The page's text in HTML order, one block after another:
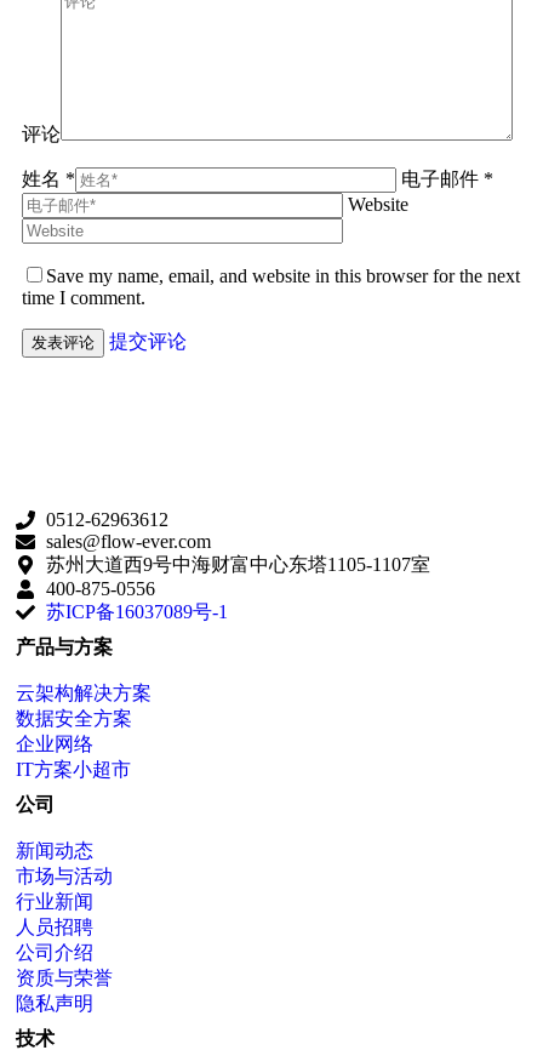
评论
姓名 *
电子邮件 *
Website
Save my name, email, and website in this browser for the next
time I comment.
提交评论
0512-62963612
sales@flow-ever.com
苏州大道西9号中海财富中心东塔1105-1107室
400-875-0556
苏ICP备16037089号-1
产品与方案
云架构解决方案
数据安全方案
企业网络
IT方案小超市
公司
新闻动态
市场与活动
行业新闻
人员招聘
公司介绍
资质与荣誉
隐私声明
技术